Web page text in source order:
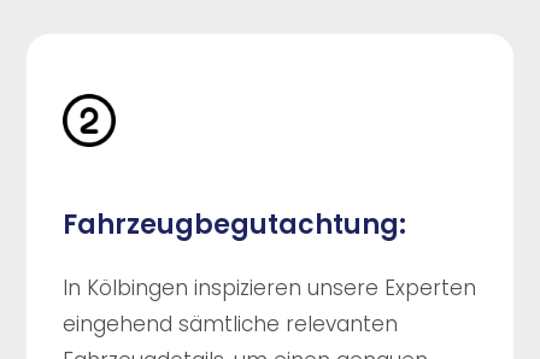
Fahrzeugbegutachtung:
In Kölbingen inspizieren unsere Experten
eingehend sämtliche relevanten